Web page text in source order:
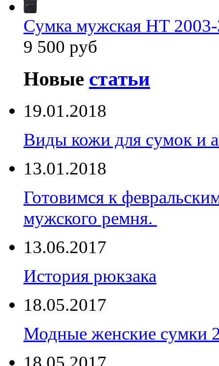
Сумка мужская HT
9 500 руб
Новые статьи
19.01.2018
Виды кожи для сумок и
13.01.2018
Готовимся к
мужского ремня.
13.06.2017
История рюкзака
18.05.2017
Модные женские сумки